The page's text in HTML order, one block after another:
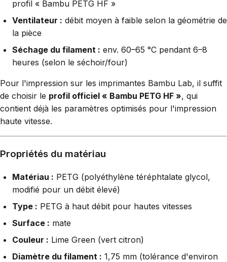
profil « Bambu PETG HF »
Ventilateur : débit moyen à faible selon la géométrie de
la pièce
Séchage du filament : env. 60–65 °C pendant 6–8
heures (selon le séchoir/four)
Pour l'impression sur les imprimantes Bambu Lab, il suffit
de choisir le profil officiel « Bambu PETG HF », qui
contient déjà les paramètres optimisés pour l'impression
haute vitesse.
Propriétés du matériau
Matériau : PETG (polyéthylène téréphtalate glycol,
modifié pour un débit élevé)
Type : PETG à haut débit pour hautes vitesses
Surface : mate
Couleur : Lime Green (vert citron)
Diamètre du filament : 1,75 mm (tolérance d'environ